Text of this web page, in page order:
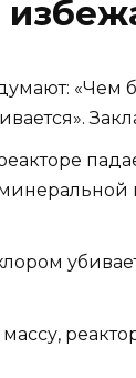
«Чем